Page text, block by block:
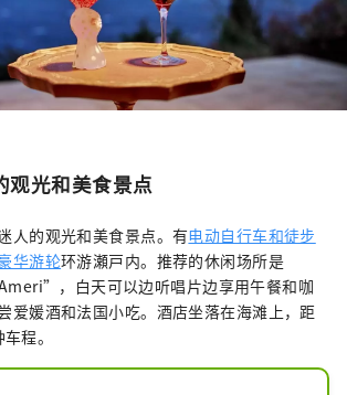
观光和美食景点
人的观光和美食景点。有电动自行车和徒步
华游轮环游瀬戸内。推荐的休闲场所是
，白天可以边听唱片边享用午餐和咖
爱媛酒和法国小吃。酒店坐落在海滩上，距
程。